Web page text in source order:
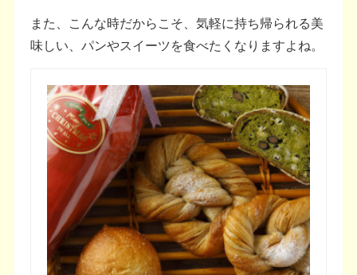
また、こんな時だからこそ、気軽に持ち帰られる美
味しい、パンやスイーツを食べたくなりますよね。